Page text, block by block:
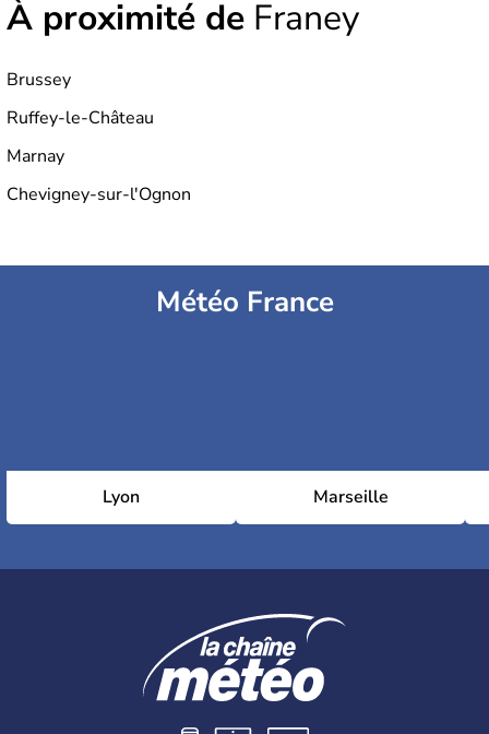
À proximité de Franey
Brussey
Ruffey-le-Château
Marnay
Chevigney-sur-l'Ognon
Météo France
Lyon Marseille